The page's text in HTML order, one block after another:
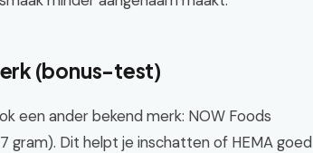
(bonus-test)
een ander bekend merk: NOW Foods
gram). Dit helpt je inschatten of HEMA goed